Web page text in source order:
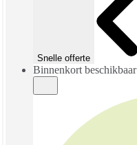
Snelle offerte
Binnenkort beschikbaar